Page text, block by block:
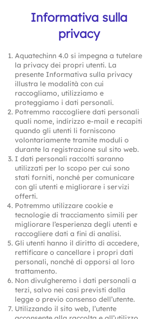
Informativa sulla
privacy
Aquatechinn 4.0 si impegna a tutelare
la privacy dei propri utenti. La
presente Informativa sulla privacy
illustra le modalità con cui
raccogliamo, utilizziamo e
proteggiamo i dati personali.
Potremmo raccogliere dati personali
quali nome, indirizzo e-mail e recapiti
quando gli utenti li forniscono
volontariamente tramite moduli o
durante la registrazione sul sito web.
I dati personali raccolti saranno
utilizzati per lo scopo per cui sono
stati forniti, nonché per comunicare
con gli utenti e migliorare i servizi
offerti.
Potremmo utilizzare cookie e
tecnologie di tracciamento simili per
migliorare l’esperienza degli utenti e
raccogliere dati a fini di analisi.
Gli utenti hanno il diritto di accedere,
rettificare o cancellare i propri dati
personali, nonché di opporsi al loro
trattamento.
Non divulgheremo i dati personali a
terzi, salvo nei casi previsti dalla
legge o previo consenso dell’utente.
Utilizzando il sito web, l’utente